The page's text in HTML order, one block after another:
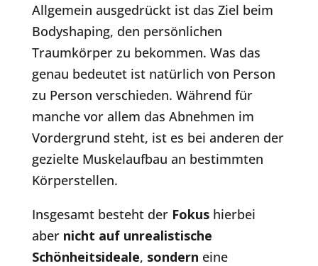
Allgemein ausgedrückt ist das Ziel beim
Bodyshaping, den persönlichen
Traumkörper zu bekommen. Was das
genau bedeutet ist natürlich von Person
zu Person verschieden. Während für
manche vor allem das Abnehmen im
Vordergrund steht, ist es bei anderen der
gezielte Muskelaufbau an bestimmten
Körperstellen.
Insgesamt besteht der Fokushierbei
aber nicht auf unrealistische
Schönheitsideale, sondern eine